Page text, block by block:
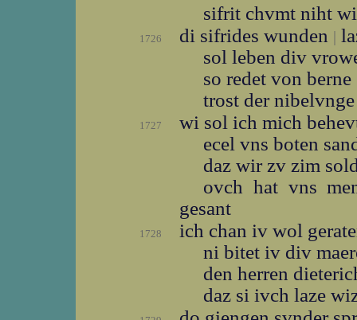
sifrit chvmt niht
1726 di sifrides wunden |
sol leben div
so redet von berne
trost der
1727
wi sol ich mich
ecel vns boten
daz wir zv zim
ovch hat vns
gesant
1728
ich chan iv wol
ni bitet iv div
den herren
daz si ivch laze